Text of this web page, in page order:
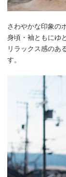
さわやかな印象の
身頃・袖ともにゆ
リラックス感のあ
す。